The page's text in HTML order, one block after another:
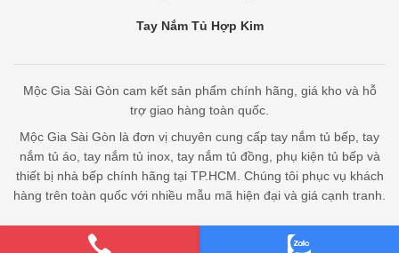
Tay Nắm Tủ Hợp Kim
Mộc Gia Sài Gòn cam kết sản phẩm chính hãng, giá kho và hỗ
trợ giao hàng toàn quốc.
Mộc Gia Sài Gòn là đơn vị chuyên cung cấp tay nắm tủ bếp, tay
nắm tủ áo, tay nắm tủ inox, tay nắm tủ đồng, phụ kiện tủ bếp và
thiết bị nhà bếp chính hãng tại TP.HCM. Chúng tôi phục vụ khách
hàng trên toàn quốc với nhiều mẫu mã hiện đại và giá cạnh tranh.